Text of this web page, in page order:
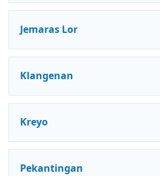
Jemaras Lor
Klangenan
Kreyo
Pekantingan